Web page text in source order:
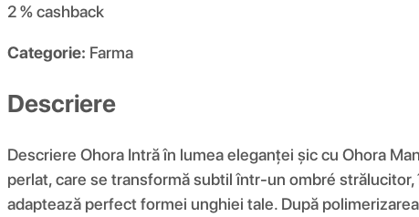
2 %cashback
Categorie: Farma
Descriere
Descriere Ohora Intră în lumea eleganței șic cu Ohora
perlat, care se transformă subtil într-un ombré
adaptează perfect formei unghiei tale. După